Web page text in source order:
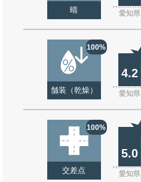
晴 愛知県
100%
舗装（乾燥）
4.2
愛知県
100%
交差点
5.0
愛知県